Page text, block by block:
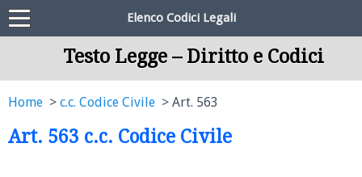
Elenco Codici Legali
Testo Legge – Diritto e Codici
Home c.c. Codice Civile Art. 563
Art. 563 c.c. Codice Civile